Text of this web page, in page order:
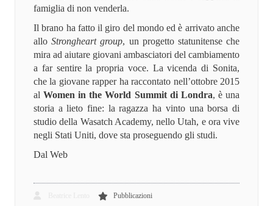
famiglia di non venderla.
Il brano ha fatto il giro del mondo ed è arrivato anche
allo Strongheart group, un progetto statunitense che
mira ad aiutare giovani ambasciatori del cambiamento
a far sentire la propria voce. La vicenda di Sonita,
che la giovane rapper ha raccontato nell’ottobre 2015
al Women in the World Summit di Londra, è una
storia a lieto fine: la ragazza ha vinto una borsa di
studio della Wasatch Academy, nello Utah, e ora vive
negli Stati Uniti, dove sta proseguendo gli studi.
Dal Web
Pubblicazioni